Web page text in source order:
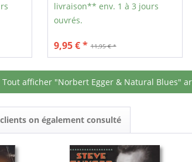
livraison** env. 1 à 3 jours
ouvrés.
11,95 € *
9,95 € *
Tout afficher "Norbert Egger & Natural Blues"
on également consulté